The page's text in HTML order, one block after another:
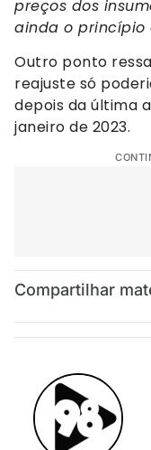
preços dos
ainda o
Outro ponto
reajuste só
depois da última
janeiro de 2023.
Compartilhar